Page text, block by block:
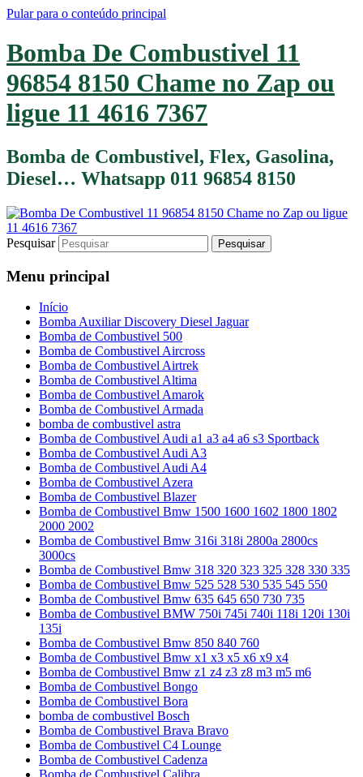
Pular para o conteúdo principal
Bomba De Combustivel 11
96854 8150 Chame no Zap ou
ligue 11 4616 7367
Bomba de Combustivel, Flex, Gasolina,
Diesel… Whatsapp 011 96854 8150
Pesquisar
Menu principal
Início
Bomba Auxiliar Discovery Diesel Jaguar
Bomba de Combustivel 500
Bomba de Combustivel Aircross
Bomba de Combustivel Airtrek
Bomba de Combustivel Altima
Bomba de Combustivel Amarok
Bomba de Combustivel Armada
bomba de combustivel astra
Bomba de Combustivel Audi a1 a3 a4 a6 s3 Sportback
Bomba de Combustivel Audi A3
Bomba de Combustivel Audi A4
Bomba de Combustivel Azera
Bomba de Combustivel Blazer
Bomba de Combustivel Bmw 1500 1600 1602 1800 1802
2000 2002
Bomba de Combustivel Bmw 316i 318i 2800a 2800cs
3000cs
Bomba de Combustivel Bmw 318 320 323 325 328 330 335
Bomba de Combustivel Bmw 525 528 530 535 545 550
Bomba de Combustivel Bmw 635 645 650 730 735
Bomba de Combustivel BMW 750i 745i 740i 118i 120i 130i
135i
Bomba de Combustivel Bmw 850 840 760
Bomba de Combustivel Bmw x1 x3 x5 x6 x9 x4
Bomba de Combustivel Bmw z1 z4 z3 z8 m3 m5 m6
Bomba de Combustivel Bongo
Bomba de Combustivel Bora
bomba de combustivel Bosch
Bomba de Combustivel Brava Bravo
Bomba de Combustivel C4 Lounge
Bomba de Combustivel Cadenza